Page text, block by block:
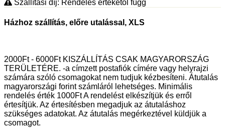
Szállítási díj: Rendelés értékétől függ
Házhoz szállítás, előre utalással, XLS
2000Ft - 6000Ft KISZÁLLÍTÁS CSAK MAGYARORSZÁG
TERÜLETÉRE. -a címzett postafiók címére vagy helyrajzi
számára szóló csomagokat nem tudjuk kézbesíteni. Átutalás
magyarországi forint számláról lehetséges. Minimális
rendelés érték 1000Ft A rendelést elkészítjük és erről
értesítjük. Az értesítésben megadjuk az átutaláshoz
szükséges adatokat. Az átutalás megérkeztével küldjük a
csomagot.